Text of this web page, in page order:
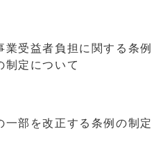
受益者負担に関する条例
制定について
部を改正する条例の制定